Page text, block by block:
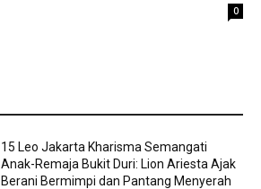
0
15 Leo Jakarta Kharisma Semangati
Anak-Remaja Bukit Duri: Lion Ariesta Ajak
Berani Bermimpi dan Pantang Menyerah